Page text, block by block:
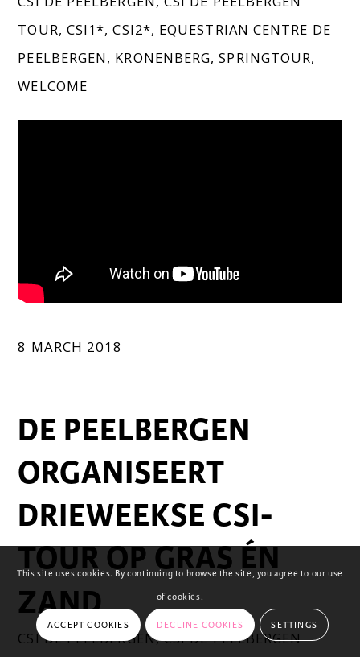
TOUR, CSI1*,CSI2*, EQUESTRIAN CENTRE DE
PEELBERGEN, KRONENBERG,SPRINGTOUR,
WELCOME
8 MARCH 2018
DE PEELBERGEN
ORGANISEERT
DRIEWEEKSE CSI-
TOUR OP GRAS ÉN
ZAND
CSI DE PEELBERGEN,CSI DE PEELBERGEN
This site uses cookies. By continuing to browse the site, you agree to our use
of cookies.
ACCEPT COOKIES DECLINE COOKIES SETTINGS